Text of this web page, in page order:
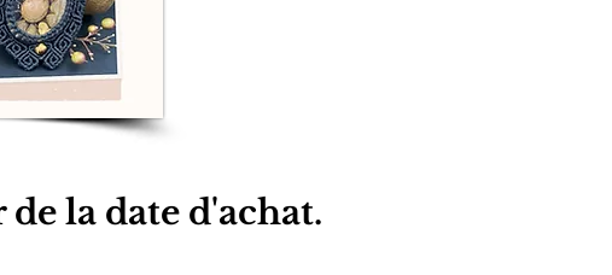
la date d'achat.​